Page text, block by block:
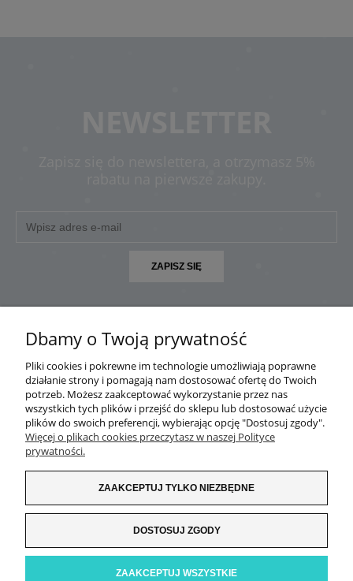
ZAPISZ SIĘ
POMOC
MOJE KONTO
PŁATNOŚCI I DOSTAWA
Dbamy o Twoją prywatność
Pliki cookies i pokrewne im technologie umożliwiają poprawne
działanie strony i pomagają nam dostosować ofertę do Twoich
potrzeb. Możesz zaakceptować wykorzystanie przez nas
wszystkich tych plików i przejść do sklepu lub dostosować użycie
plików do swoich preferencji, wybierając opcję "Dostosuj zgody".
Więcej o plikach cookies przeczytasz w naszej Polityce
prywatności.
ZAAKCEPTUJ TYLKO NIEZBĘDNE
DOSTOSUJ ZGODY
ZAAKCEPTUJ WSZYSTKIE